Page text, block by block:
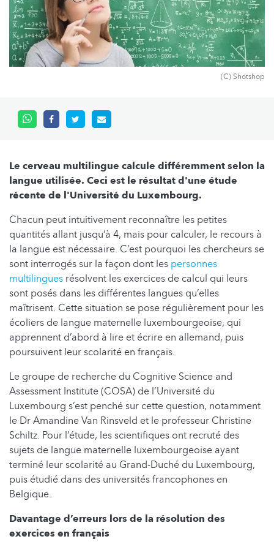
(C) Shotshop
Le cerveau multilingue calcule différemment selon la
langue utilisée. Ceci est le résultat d'une étude
récente de l'Université du Luxembourg.
Chacun peut intuitivement reconnaître les petites
quantités allant jusqu’à 4, mais pour calculer, le recours à
la langue est nécessaire. C’est pourquoi les chercheurs se
sont interrogés sur la façon dont les personnes
multilingues résolvent les exercices de calcul qui leurs
sont posés dans les différentes langues qu’elles
maîtrisent. Cette situation se pose régulièrement pour les
écoliers de langue maternelle luxembourgeoise, qui
apprennent d’abord à lire et écrire en allemand, puis
poursuivent leur scolarité en français.
Le groupe de recherche du Cognitive Science and
Assessment Institute (COSA) de l’Université du
Luxembourg s’est penché sur cette question, notamment
le Dr Amandine Van Rinsveld et le professeur Christine
Schiltz. Pour l’étude, les scientifiques ont recruté des
sujets de langue maternelle luxembourgeoise ayant
terminé leur scolarité au Grand-Duché du Luxembourg,
puis étudié dans des universités francophones en
Belgique.
Davantage d’erreurs lors de la résolution des
exercices en français